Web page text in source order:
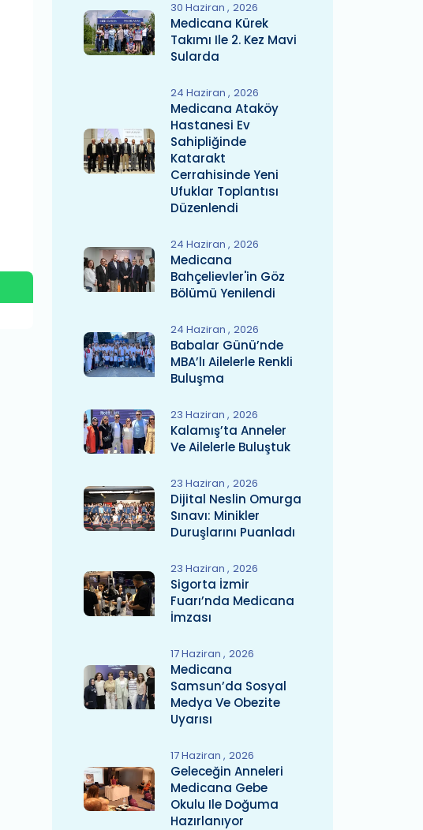
30 Haziran 2026
Medicana Kürek
Takımı Ile 2. Kez Mavi
Sularda
24 Haziran 2026
Medicana Ataköy
Hastanesi Ev
Sahipliğinde
Katarakt
Cerrahisinde Yeni
Ufuklar Toplantısı
Düzenlendi
24 Haziran 2026
Medicana
Bahçelievler'in Göz
Bölümü Yenilendi
24 Haziran 2026
Babalar Günü’nde
MBA’lı Ailelerle Renkli
Buluşma
23 Haziran 2026
Kalamış’ta Anneler
Ve Ailelerle Buluştuk
23 Haziran 2026
Dijital Neslin Omurga
Sınavı: Minikler
Duruşlarını Puanladı
23 Haziran 2026
Sigorta İzmir
Fuarı’nda Medicana
İmzası
17 Haziran 2026
Medicana
Samsun’da Sosyal
Medya Ve Obezite
Uyarısı
17 Haziran 2026
Geleceğin Anneleri
Medicana Gebe
Okulu Ile Doğuma
Hazırlanıyor